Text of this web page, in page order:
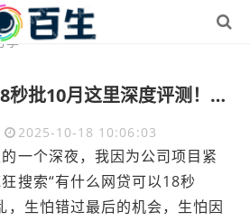
享
有什么网贷可以18秒批10月这里深度评测！顺道分享5个借款平台可以18秒批口子
2025-10-18 10:06:03
一个深夜，我因为公司项目紧
搜索“有什么网贷可以18秒
，生怕错过最后的机会，生怕因